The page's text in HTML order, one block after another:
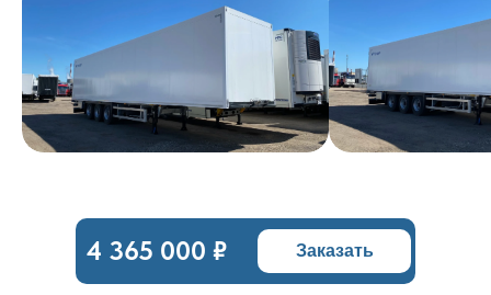
Заказать
4 365 000 ₽